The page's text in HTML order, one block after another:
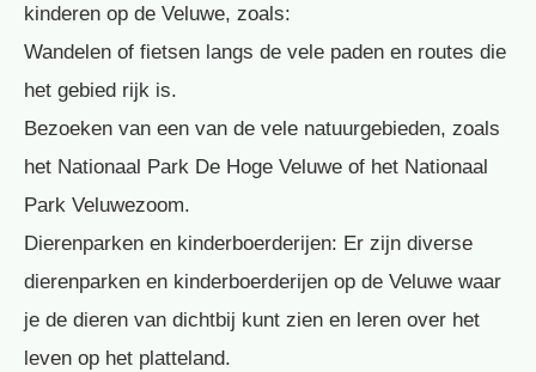
kinderen op de Veluwe, zoals:
Wandelen of fietsen langs de vele paden en routes die
het gebied rijk is.
Bezoeken van een van de vele natuurgebieden, zoals
het Nationaal Park De Hoge Veluwe of het Nationaal
Park Veluwezoom.
Dierenparken en kinderboerderijen: Er zijn diverse
dierenparken en kinderboerderijen op de Veluwe waar
je de dieren van dichtbij kunt zien en leren over het
leven op het platteland.